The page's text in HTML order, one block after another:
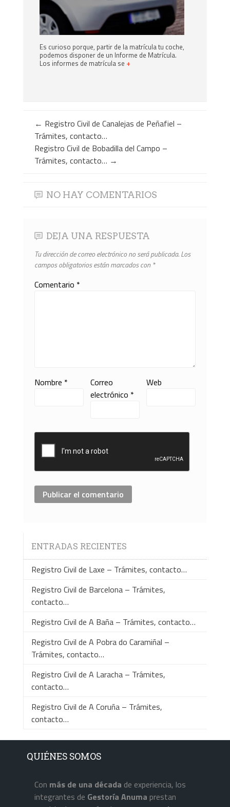
Es curioso porque, partir de la matrícula tu coche,
podemos disponer de un Informe de Matrícula.
Los informes de matrícula se +
← Registro Civil de Canalejas de Peñafiel –
Trámites, contacto…
Registro Civil de Bobadilla del Campo –
Trámites, contacto… →
NO HAY COMENTARIOS
DEJA UNA RESPUESTA
Tu dirección de correo electrónico no será publicada.Los
campos obligatorios están marcados con *
Comentario *
Nombre *
Correo
electrónico *
Web
ENTRADAS RECIENTES
Registro Civil de Laxe – Trámites, contacto…
Registro Civil de Barcelona – Trámites,
contacto…
Registro Civil de A Baña – Trámites, contacto…
Registro Civil de A Pobra do Caramiñal –
Trámites, contacto…
Registro Civil de A Laracha – Trámites,
contacto…
Registro Civil de A Coruña – Trámites,
contacto…
QUIÉNES SOMOS
Con más de una década de experiencia, los
integrantes de Gestoría Anuma prestan